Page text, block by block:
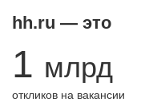
hh.ru — это
1 млрд
откликов на вакансии